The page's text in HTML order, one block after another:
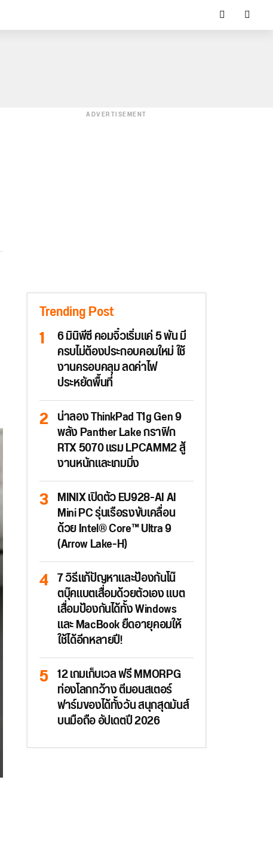
ADVERTISEMENT
Trending Post
6 มินิพีซี คอมจิ๋วเริ่มแค่ 5 พัน มี
ครบไม่ต้องประกอบคอมใหม่ ใช้
งานครอบคลุม ลดค่าไฟ
ประหยัดพื้นที่
น่าลอง ThinkPad T1g Gen 9
พลัง Panther Lake กราฟิก
RTX 5070 แรม LPCAMM2 สู้
งานหนักและเกมมิ่ง
MINIX เปิดตัว EU928-AI AI
Mini PC รุ่นเรือธงขับเคลื่อน
ด้วย Intel® Core™ Ultra 9
(Arrow Lake-H)
7 วิธีแก้ปัญหาและป้องกันโน๊
ตบุ๊คแบตเสื่อมด้วยตัวเอง แบต
เสื่อมป้องกันได้ทั้ง Windows
และ MacBook ยืดอายุคอมให้
ใช้ได้อีกหลายปี!
12 เกมเก็บเวล ฟรี MMORPG
ท่องโลกกว้าง ตีมอนสเตอร์
ฟาร์มของได้ทั้งวัน สนุกสุดมันส์
บนมือถือ อัปเดตปี 2026